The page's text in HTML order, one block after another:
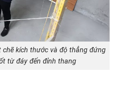
chẽ kích thước và độ thẳng đứng
từ đáy đến đỉnh thang